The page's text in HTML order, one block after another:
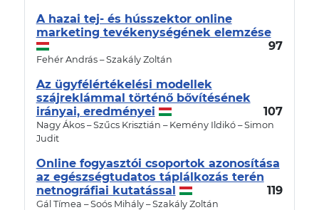
A hazai tej- és hússzektor online
marketing tevékenységének elemzése
97
Fehér András – Szakály Zoltán
Az ügyfélértékelési modellek
szájreklámmal történő bővítésének
irányai, eredményei
107
Nagy Ákos – Szűcs Krisztián – Kemény Ildikó – Simon
Judit
Online fogyasztói csoportok azonosítása
az egészségtudatos táplálkozás terén
netnográfiai kutatással
119
Gál Tímea – Soós Mihály – Szakály Zoltán